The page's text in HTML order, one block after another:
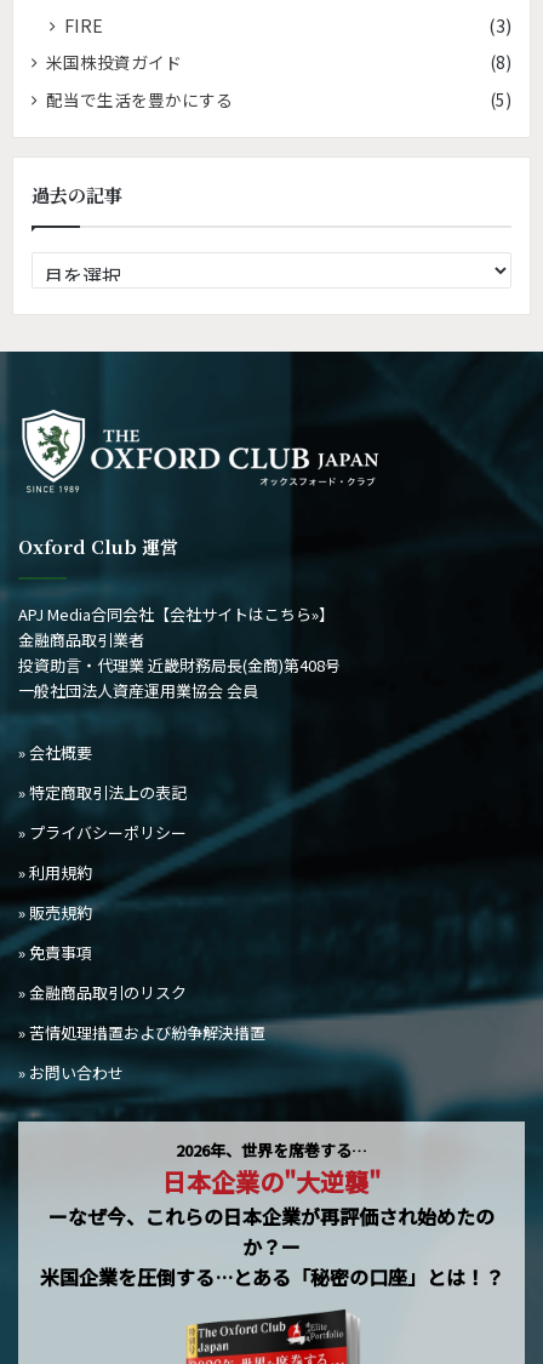
FIRE (3)
米国株投資ガイド
(8)
配当で生活を豊かにする
(5)
過去の記事
去
の
Oxford Club 運営
APJ Media合同会社 【会社サイトはこちら»】
金融商品取引業者
投資助言・代理業 近畿財務局長(金商)第408号
一般社団法人資産運用業協会 会員
» 会社概要
» 特定商取引法上の表記
» プライバシーポリシー
» 利用規約
» 販売規約
» 免責事項
» 金融商品取引のリスク
» 苦情処理措置および紛争解決措置
» お問い合わせ
2026年、世界を席巻する…
日本企業の"大逆襲"
ーなぜ今、これらの日本企業が再評価され始めたの
か？ー
米国企業を圧倒する…とある「秘密の口座」とは！？